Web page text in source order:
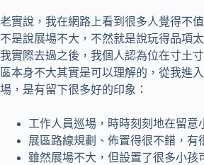
老實說，我在網路上看到很多人覺得不
不是說展場不大，不然就是說玩得品項
我實際去過之後，我個人認為位在寸土
區本身不大其實是可以理解的，從我進
場，是有留下很多好的印象：
工作人員巡場，時時刻刻地在留意
展區路線規劃、佈置得很不錯，有
雖然展場不大，但設置了很多小孩